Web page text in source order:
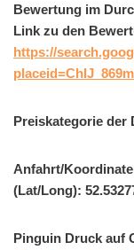
Bewertung im
Link zu den
https://
Preiskategorie der
Anfahrt/
(Lat/Long):
Pinguin Druck auf